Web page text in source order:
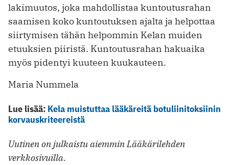
lakimuutos, joka mahdollistaa kuntoutusrahan
saamisen koko kuntoutuksen ajalta ja helpottaa
siirtymisen tähän helpommin Kelan muiden
etuuksien piiristä. Kuntoutusrahan hakuaika
myös pidentyi kuuteen kuukauteen.
Maria Nummela
Lue lisää: Kela muistuttaa lääkäreitä botuliinitoksiinin
korvauskriteereistä
Uutinen on julkaistu aiemmin Lääkärilehden
verkkosivuilla.